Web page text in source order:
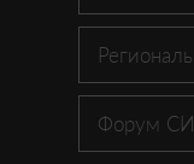
Форум